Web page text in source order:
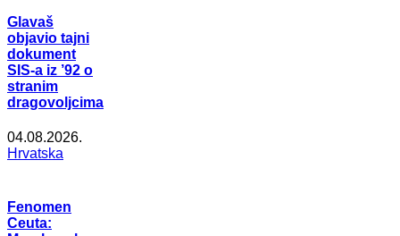
Glavaš
objavio tajni
dokument
SIS-a iz ’92 o
stranim
dragovoljcima
04.08.2026.
Hrvatska
Fenomen
Ceuta: